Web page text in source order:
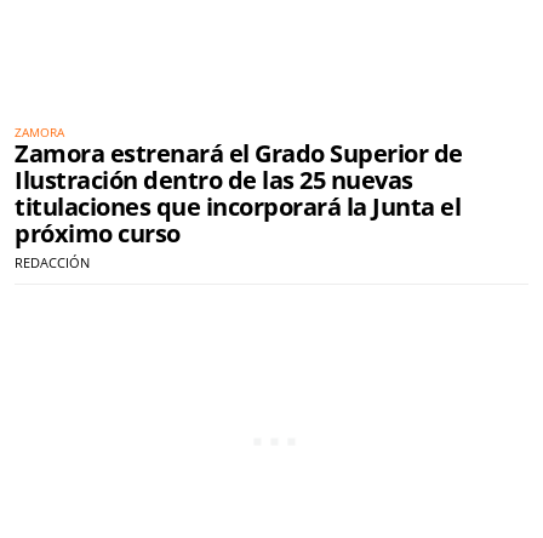
ZAMORA
Zamora estrenará el Grado Superior de
Ilustración dentro de las 25 nuevas
titulaciones que incorporará la Junta el
próximo curso
REDACCIÓN